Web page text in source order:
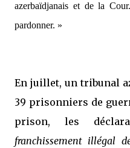
azerbaïdjanais et de la
pardonner. »
En juillet, un tribunal
39 prisonniers de
prison, les
franchissement illégal